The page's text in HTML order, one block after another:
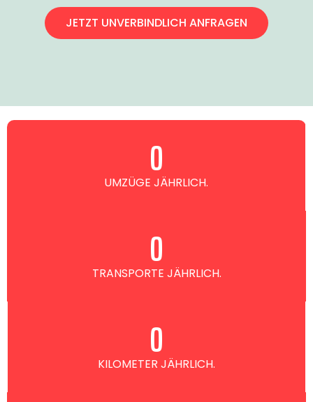
JETZT UNVERBINDLICH ANFRAGEN
UMZÜGE JÄHRLICH.
0
TRANSPORTE JÄHRLICH.
0
KILOMETER JÄHRLICH.
0